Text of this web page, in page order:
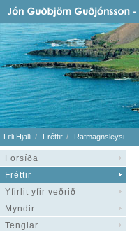
Litli Hjalli Fréttir Rafmagnsleysi.
Forsíða
Fréttir
Yfirlit yfir veðrið
Myndir
Tenglar